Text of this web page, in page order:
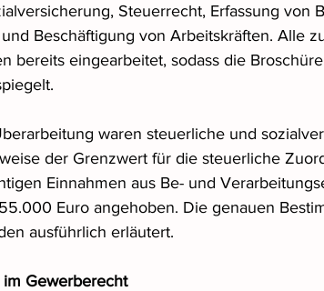
Steuerrecht, Erfassung von
Beschäftigung von Arbeitskräften. Alle
bereits eingearbeitet, sodass die
waren steuerliche und
der Grenzwert für die steuerliche
Einnahmen aus Be- und
Euro angehoben. Die genauen
ausführlich erläutert.
Gewerberecht